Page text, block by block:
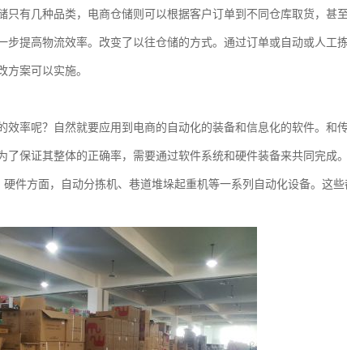
有几种品类，电商仓储则可以根据客户订单到不同仓库取货，甚
步提高物流效率。改变了以往仓储的方式。通过订单或自动或人工
案可以实施。
效率呢？自然就要应用到电商的自动化的装备和信息化的软件。和
保证其整体的正确率，需要通过软件系统和硬件装备来共同完成。
件方面，自动分拣机、巷道堆垛起重机等一系列自动化设备。这